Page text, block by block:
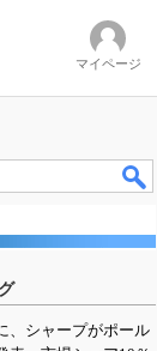
マイページ
、シャープがポール